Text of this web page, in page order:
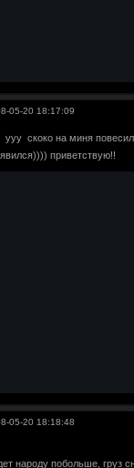
05-20 18:17:09
ууу скоко на миня
приветствую!!
05-20 18:18:48
народу побольше, груз